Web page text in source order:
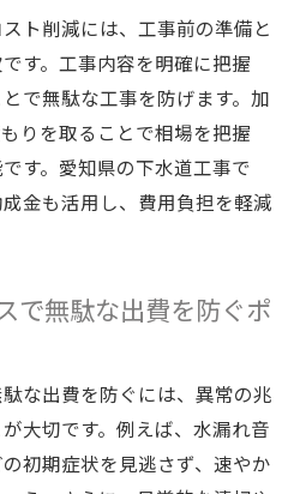
ト削減には、工事前の準備と
す。工事内容を明確に把握
で無駄な工事を防げます。加
りを取ることで相場を把握
す。愛知県の下水道工事で
金も活用し、費用負担を軽減
で無駄な出費を防ぐポ
な出費を防ぐには、異常の兆
大切です。例えば、水漏れ音
初期症状を見逃さず、速やか